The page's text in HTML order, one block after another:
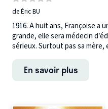
de Éric BU
1916. A huit ans, Françoise a
grande, elle sera médecin
sérieux. Surtout pas sa
En savoir plus